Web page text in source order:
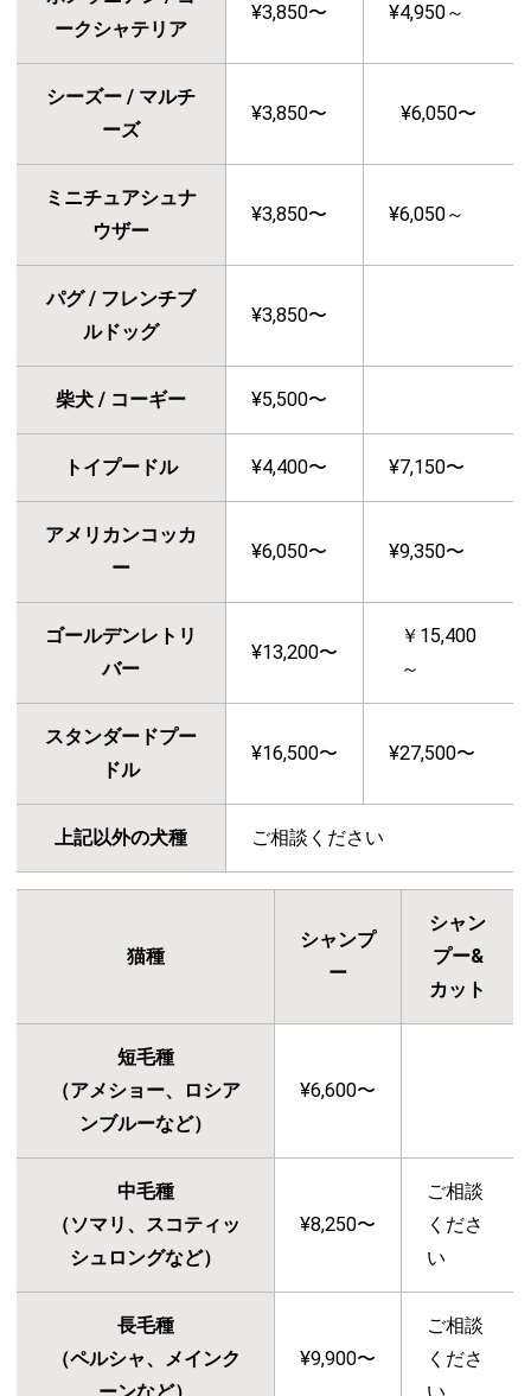
ークシャテリア
¥3,850〜 ¥4,950～
シーズー / マルチ
ーズ
¥3,850〜 ¥6,050〜
ミニチュアシュナ
ウザー
¥3,850〜 ¥6,050～
パグ / フレンチブ
ルドッグ
¥3,850〜
柴犬 / コーギー ¥5,500〜
トイプードル ¥4,400〜 ¥7,150〜
アメリカンコッカ
ー
¥6,050〜 ¥9,350〜
ゴールデンレトリ
バー
¥13,200〜
￥15,400
～
スタンダードプー
ドル
¥16,500〜 ¥27,500〜
上記以外の犬種 ご相談ください
猫種
シャンプ
ー
シャン
プー&
カット
短毛種
（アメショー、ロシア
ンブルーなど）
¥6,600〜
中毛種
（ソマリ、スコティッ
シュロングなど）
¥8,250〜
ご相談
くださ
い
長毛種
（ペルシャ、メインク
¥9,900〜
ご相談
くださ